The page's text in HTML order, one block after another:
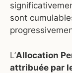
sont
L’Allocation
attribuée par